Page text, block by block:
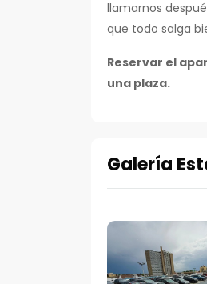
llamarnos
que todo salga
Reservar el
una plaza.
Galería